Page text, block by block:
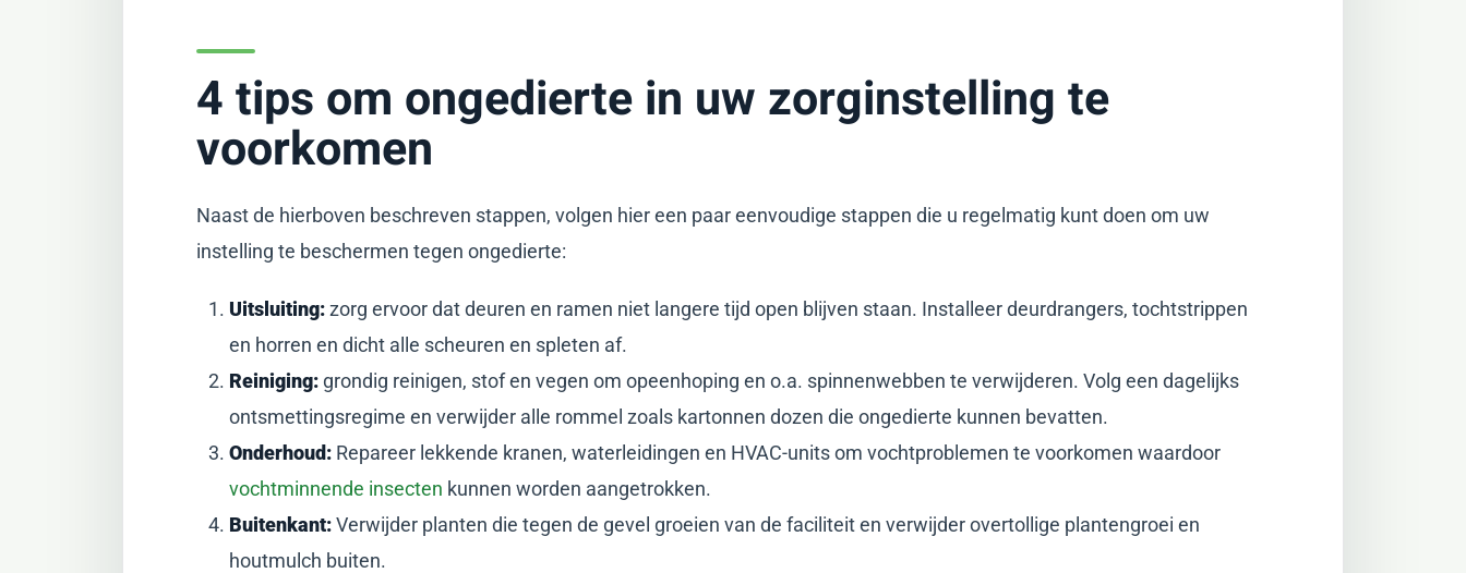
4 tips om ongedierte in uw zorginstelling te
voorkomen
Naast de hierboven beschreven stappen, volgen hier een paar eenvoudige stappen die u regelmatig kunt doen om uw
instelling te beschermen tegen ongedierte:
Uitsluiting:zorg ervoor dat deuren en ramen niet langere tijd open blijven staan. Installeer deurdrangers, tochtstrippen
en horren en dicht alle scheuren en spleten af.
Reiniging: grondig reinigen, stof en vegen om opeenhoping en o.a. spinnenwebben te verwijderen. Volg een dagelijks
ontsmettingsregime en verwijder alle rommel zoals kartonnen dozen die ongedierte kunnen bevatten.
Onderhoud: Repareer lekkende kranen, waterleidingen en HVAC-units om vochtproblemen te voorkomen waardoor
vochtminnende insecten kunnen worden aangetrokken.
Buitenkant:Verwijder planten die tegen de gevel groeien van de faciliteit en verwijder overtollige plantengroei en
houtmulch buiten.